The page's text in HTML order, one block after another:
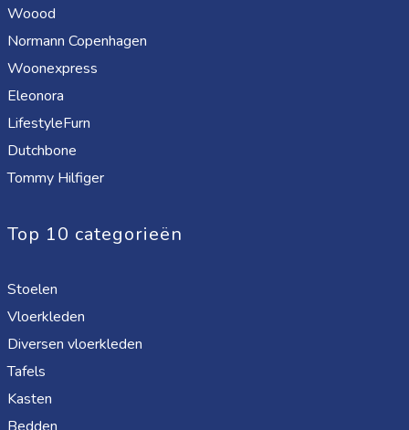
Woood
Normann Copenhagen
Woonexpress
Eleonora
LifestyleFurn
Dutchbone
Tommy Hilfiger
Top 10 categorieën
Stoelen
Vloerkleden
Diversen vloerkleden
Tafels
Kasten